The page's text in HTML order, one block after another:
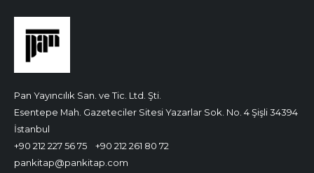
Pan Yayıncılık San. ve Tic. Ltd. Şti.
Esentepe Mah. Gazeteciler Sitesi Yazarlar Sok. No. 4 Şişli 34394
İstanbul
+90 212 227 56 75
+90 212 261 80 72
pankitap@pankitap.com